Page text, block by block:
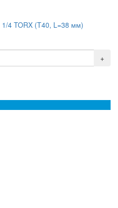
1/4 TORX (T40, L=38 мм)
+